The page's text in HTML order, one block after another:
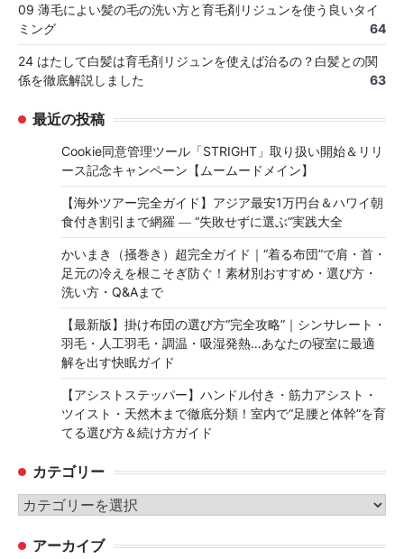
09 薄毛によい髪の毛の洗い方と育毛剤リジュンを使う良いタイ
ミング
64
24 はたして白髪は育毛剤リジュンを使えば治るの？白髪との関
係を徹底解説しました
63
最近の投稿
Cookie同意管理ツール「STRIGHT」取り扱い開始＆リリ
ース記念キャンペーン【ムームードメイン】
【海外ツアー完全ガイド】アジア最安1万円台＆ハワイ朝
食付き割引まで網羅 ― “失敗せずに選ぶ”実践大全
かいまき（掻巻き）超完全ガイド｜“着る布団”で肩・首・
足元の冷えを根こそぎ防ぐ！素材別おすすめ・選び方・
洗い方・Q&Aまで
【最新版】掛け布団の選び方“完全攻略”｜シンサレート・
羽毛・人工羽毛・調温・吸湿発熱…あなたの寝室に最適
解を出す快眠ガイド
【アシストステッパー】ハンドル付き・筋力アシスト・
ツイスト・天然木まで徹底分類！室内で“足腰と体幹”を育
てる選び方＆続け方ガイド
カテゴリー
カ
ゴ アーカイブ